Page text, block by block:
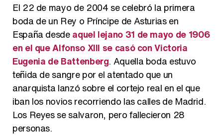
El 22 de mayo de 2004 se celebró la primera
boda de un Rey o Príncipe de Asturias en
España desdeaquel lejano 31 de mayo de 1906
en el que Alfonso XIII se casó con Victoria
Eugenia de Battenberg. Aquella boda estuvo
teñida de sangre por el atentado que un
anarquista lanzó sobre el cortejo real en el que
iban los novios recorriendo las calles de Madrid.
Los Reyes se salvaron, pero fallecieron 28
personas.